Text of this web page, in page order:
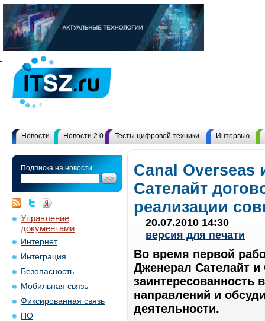
Новости Новости 2.0 Тесты цифровой техники Интервью
Подписка на новости:
Управление
документами
Интернет
Интеграция
Безопасность
Мобильная связь
Фиксированная связь
ПО
Canal Overseas
Сателайт
реализации
20.07.2010 14:30
версия для печати
Во время первой
Дженерал Сателайт
заинтересованность
направлений и
деятельности.